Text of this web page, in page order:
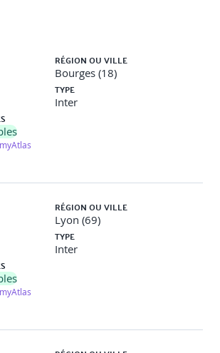
(calamités, catastrophes
des risques climatiques
l’assurance des prairies.
éleveur dans sa gestion des risques
RÉGION OU VILLE
Bourges (18)
TYPE
Inter
RÉGION OU VILLE
Lyon (69)
TYPE
Inter